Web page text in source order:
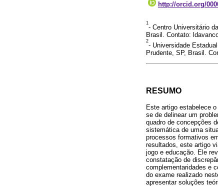
http://orcid.org/
1
- Centro Universitário
Brasil. Contato:
2
- Universidade
Prudente, SP, Brasil.
RESUMO
Este artigo estabelece
se de delinear um
quadro de concepções
sistemática de uma
processos formativos
resultados, este artigo
jogo e educação. Ele
constatação de
complementaridades e
do exame realizado
apresentar soluções